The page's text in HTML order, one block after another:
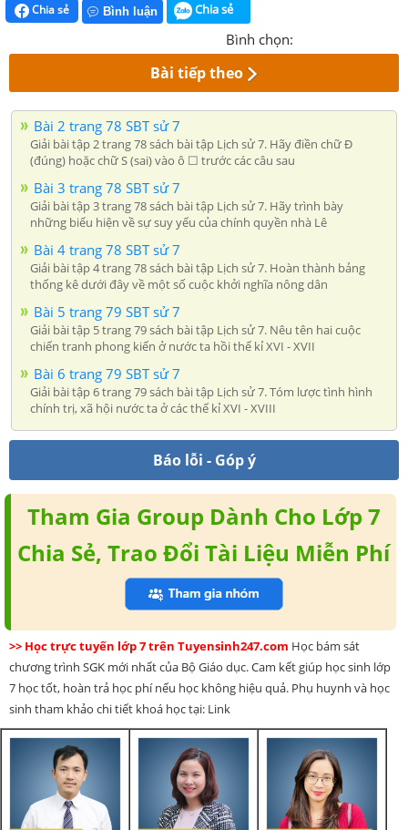
Chia sẻ Bình luận Chia sẻ
Bình chọn:
Bài tiếp theo
Bài 2 trang 78 SBT sử 7
Giải bài tập 2 trang 78 sách bài tập Lịch sử 7. Hãy điền chữ Đ
(đúng) hoặc chữ S (sai) vào ô ☐ trước các câu sau
Bài 3 trang 78 SBT sử 7
Giải bài tập 3 trang 78 sách bài tập Lịch sử 7. Hãy trình bày
những biểu hiện về sự suy yếu của chính quyền nhà Lê
Bài 4 trang 78 SBT sử 7
Giải bài tập 4 trang 78 sách bài tập Lịch sử 7. Hoàn thành bảng
thống kê dưới đây về một số cuộc khởi nghĩa nông dân
Bài 5 trang 79 SBT sử 7
Giải bài tập 5 trang 79 sách bài tập Lịch sử 7. Nêu tên hai cuộc
chiến tranh phong kiến ở nước ta hồi thế kỉ XVI - XVII
Bài 6 trang 79 SBT sử 7
Giải bài tập 6 trang 79 sách bài tập Lịch sử 7. Tóm lược tình hình
chính trị, xã hội nước ta ở các thế kỉ XVI - XVIII
Báo lỗi - Góp ý
Tham Gia Group Dành Cho Lớp 7
Chia Sẻ, Trao Đổi Tài Liệu Miễn Phí
>> Học trực tuyến lớp 7 trên Tuyensinh247.com Học bám sát
chương trình SGK mới nhất của Bộ Giáo dục. Cam kết giúp học sinh lớp
7 học tốt, hoàn trả học phí nếu học không hiệu quả. Phụ huynh và học
sinh tham khảo chi tiết khoá học tại: Link